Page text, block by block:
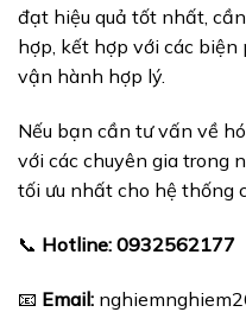
đạt hiệu quả tốt nhất,
hợp, kết hợp với các
vận hành hợp lý.
Nếu bạn cần tư vấn về
với các chuyên gia trong
tối ưu nhất cho hệ thống
📞 Hotline: 0932562177
📧 Email: